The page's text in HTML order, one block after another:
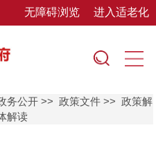
无障碍浏览 进入适老化
务公开 >>政策文件 >>政策解
解读